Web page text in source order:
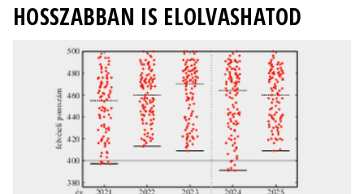
HOSSZABBAN IS ELOLVASHATOD